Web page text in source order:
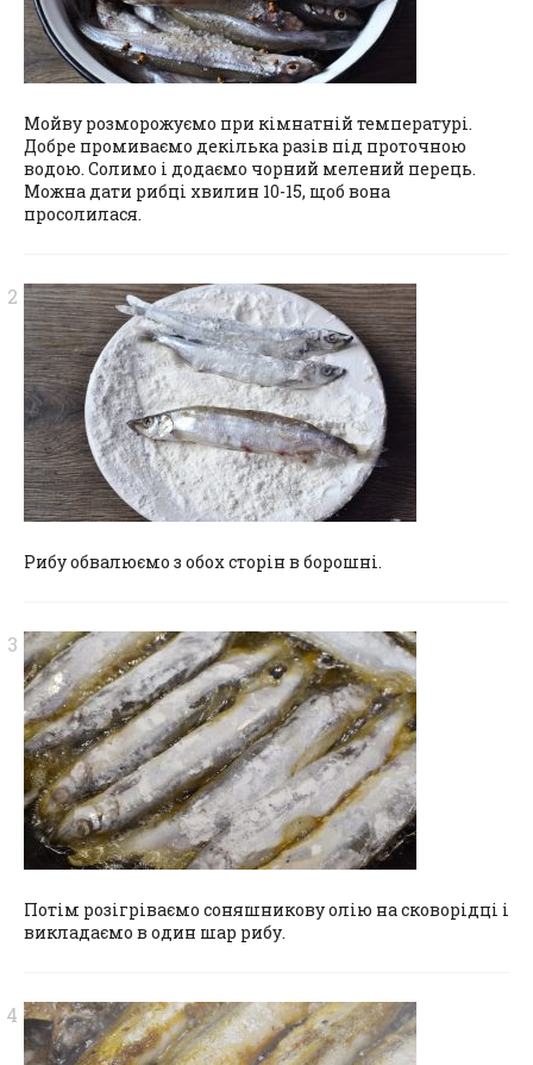
Мойву розморожуємо при кімнатній температурі.
Добре промиваємо декілька разів під проточною
водою. Солимо і додаємо чорний мелений перець.
Можна дати рибці хвилин 10-15, щоб вона
просолилася.
Рибу обвалюємо з обох сторін в борошні.
Потім розігріваємо соняшникову олію на сковорідці і
викладаємо в один шар рибу.